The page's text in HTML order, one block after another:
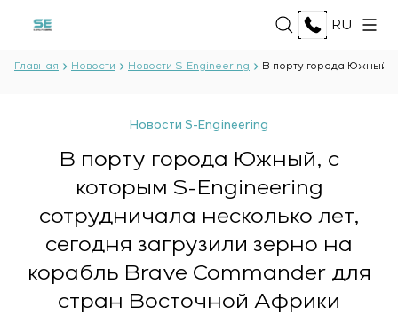
RU
История
Производственный комплекс
Документы
Партнёрство
Отзывы и награды
Новости
УСЛУГИ
Разработка проектной документации
Разработка программного обеспечения
Испытания и контроль качества
электротехнической лаборатории
Производство и поставка оборудования
заказчику
РЕШЕНИЯ
Нефть и газ
Пищевая промышленность
Энергетика
ТЕХНОЛОГИИ
Oberon
Главная Новости Новости S-Engineering В порту города Южный,
Новости S-Engineering
В порту города Южный, с
которым S-Engineering
сотрудничала несколько лет,
сегодня загрузили зерно на
корабль Brave Commander для
стран Восточной Африки